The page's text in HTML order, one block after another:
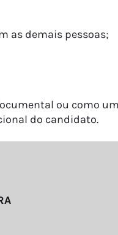
as demais pessoas;
ou como
do candidato.